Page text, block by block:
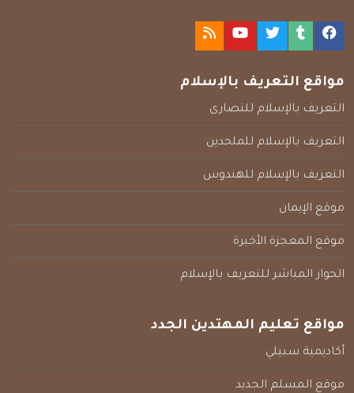
مواقع التعريف بالإسلام
التعريف بالإسلام للنصارى
التعريف بالإسلام للملحدين
التعريف بالإسلام للهندوس
موقع الإيمان
موقع المعجزة الأخيرة
الحوار المباشر للتعريف بالإسلام
مواقع تعليم المهتدين الجدد
أكاديمية سبيلي
موقع المسلم الجديد